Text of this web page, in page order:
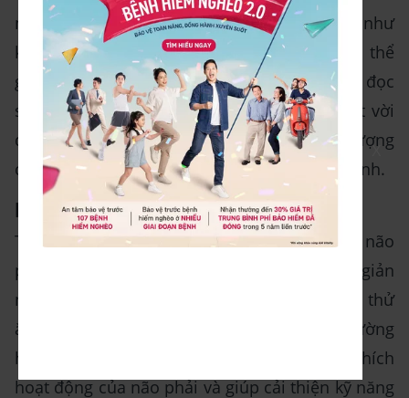
nên các trò chơi và bài tập trí não đơn giản như
kết nối các dấu chấm và câu đố ô chữ có thể
giúp cải thiện các kỹ năng này. Hơn nữa, đọc
sách cũng có thể mang lại một cơ hội tuyệt vời
để rèn luyện trí não và phát triển trí tưởng tượng
của bạn khi bạn mở rộng kho từ vựng của mình.
Bài tập thể chất
Tập thể dục nửa cơ thể bên trái sẽ kích thích não
phải (và ngược lại). Hãy thử các bài tập đơn giản
như thở qua lỗ mũi trái của bạn; hoặc có thể thử
ăn hoặc đánh răng bằng tay trái, trong trường
hợp bạn thuận tay phải. Bài tập này sẽ kích thích
hoạt động của não phải và giúp cải thiện kỹ năng
X